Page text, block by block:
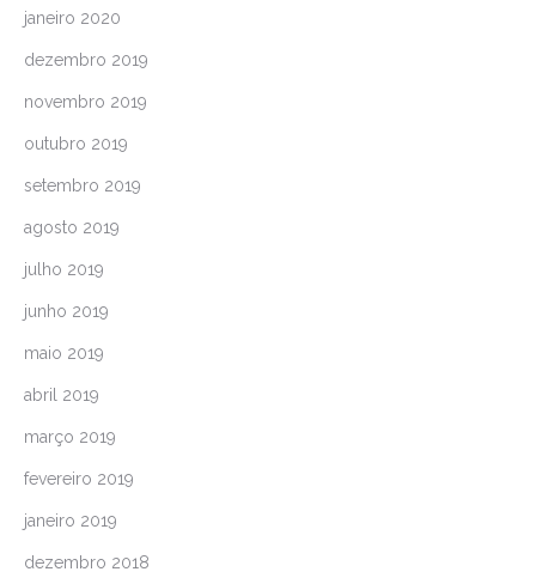
janeiro 2020
dezembro 2019
novembro 2019
outubro 2019
setembro 2019
agosto 2019
julho 2019
junho 2019
maio 2019
abril 2019
março 2019
fevereiro 2019
janeiro 2019
dezembro 2018